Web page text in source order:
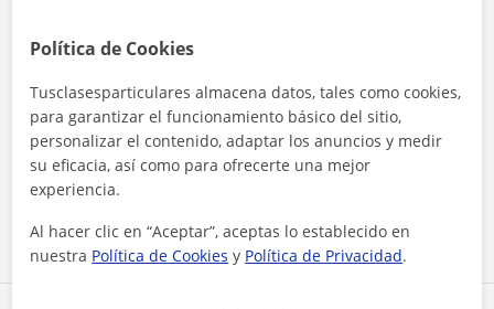
Al hacer clic, aceptas nuestroaviso legaly deprivacidad
Política de Cookies
Tusclasesparticulares almacena datos, tales como cookies,
para garantizar el funcionamiento básico del sitio,
personalizar el contenido, adaptar los anuncios y medir
su eficacia, así como para ofrecerte una mejor
experiencia.
Al hacer clic en “Aceptar”, aceptas lo establecido en
nuestra Política de Cookies y Política de Privacidad.